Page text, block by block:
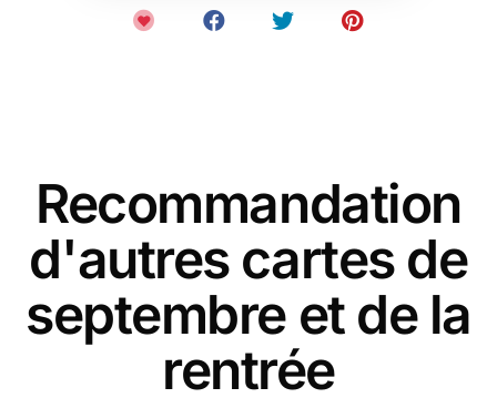
Recommandation
d'autres cartes de
septembre et de la
rentrée